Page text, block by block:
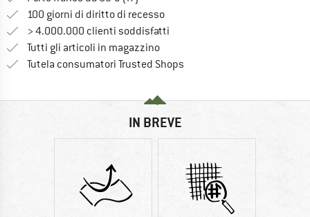
100 giorni di diritto di recessoVai alla politica di recesso qui
> 4.000.000 clienti soddisfatti
Tutti gli articoli in magazzino
Tutela consumatori Trusted Shops
IN BREVE